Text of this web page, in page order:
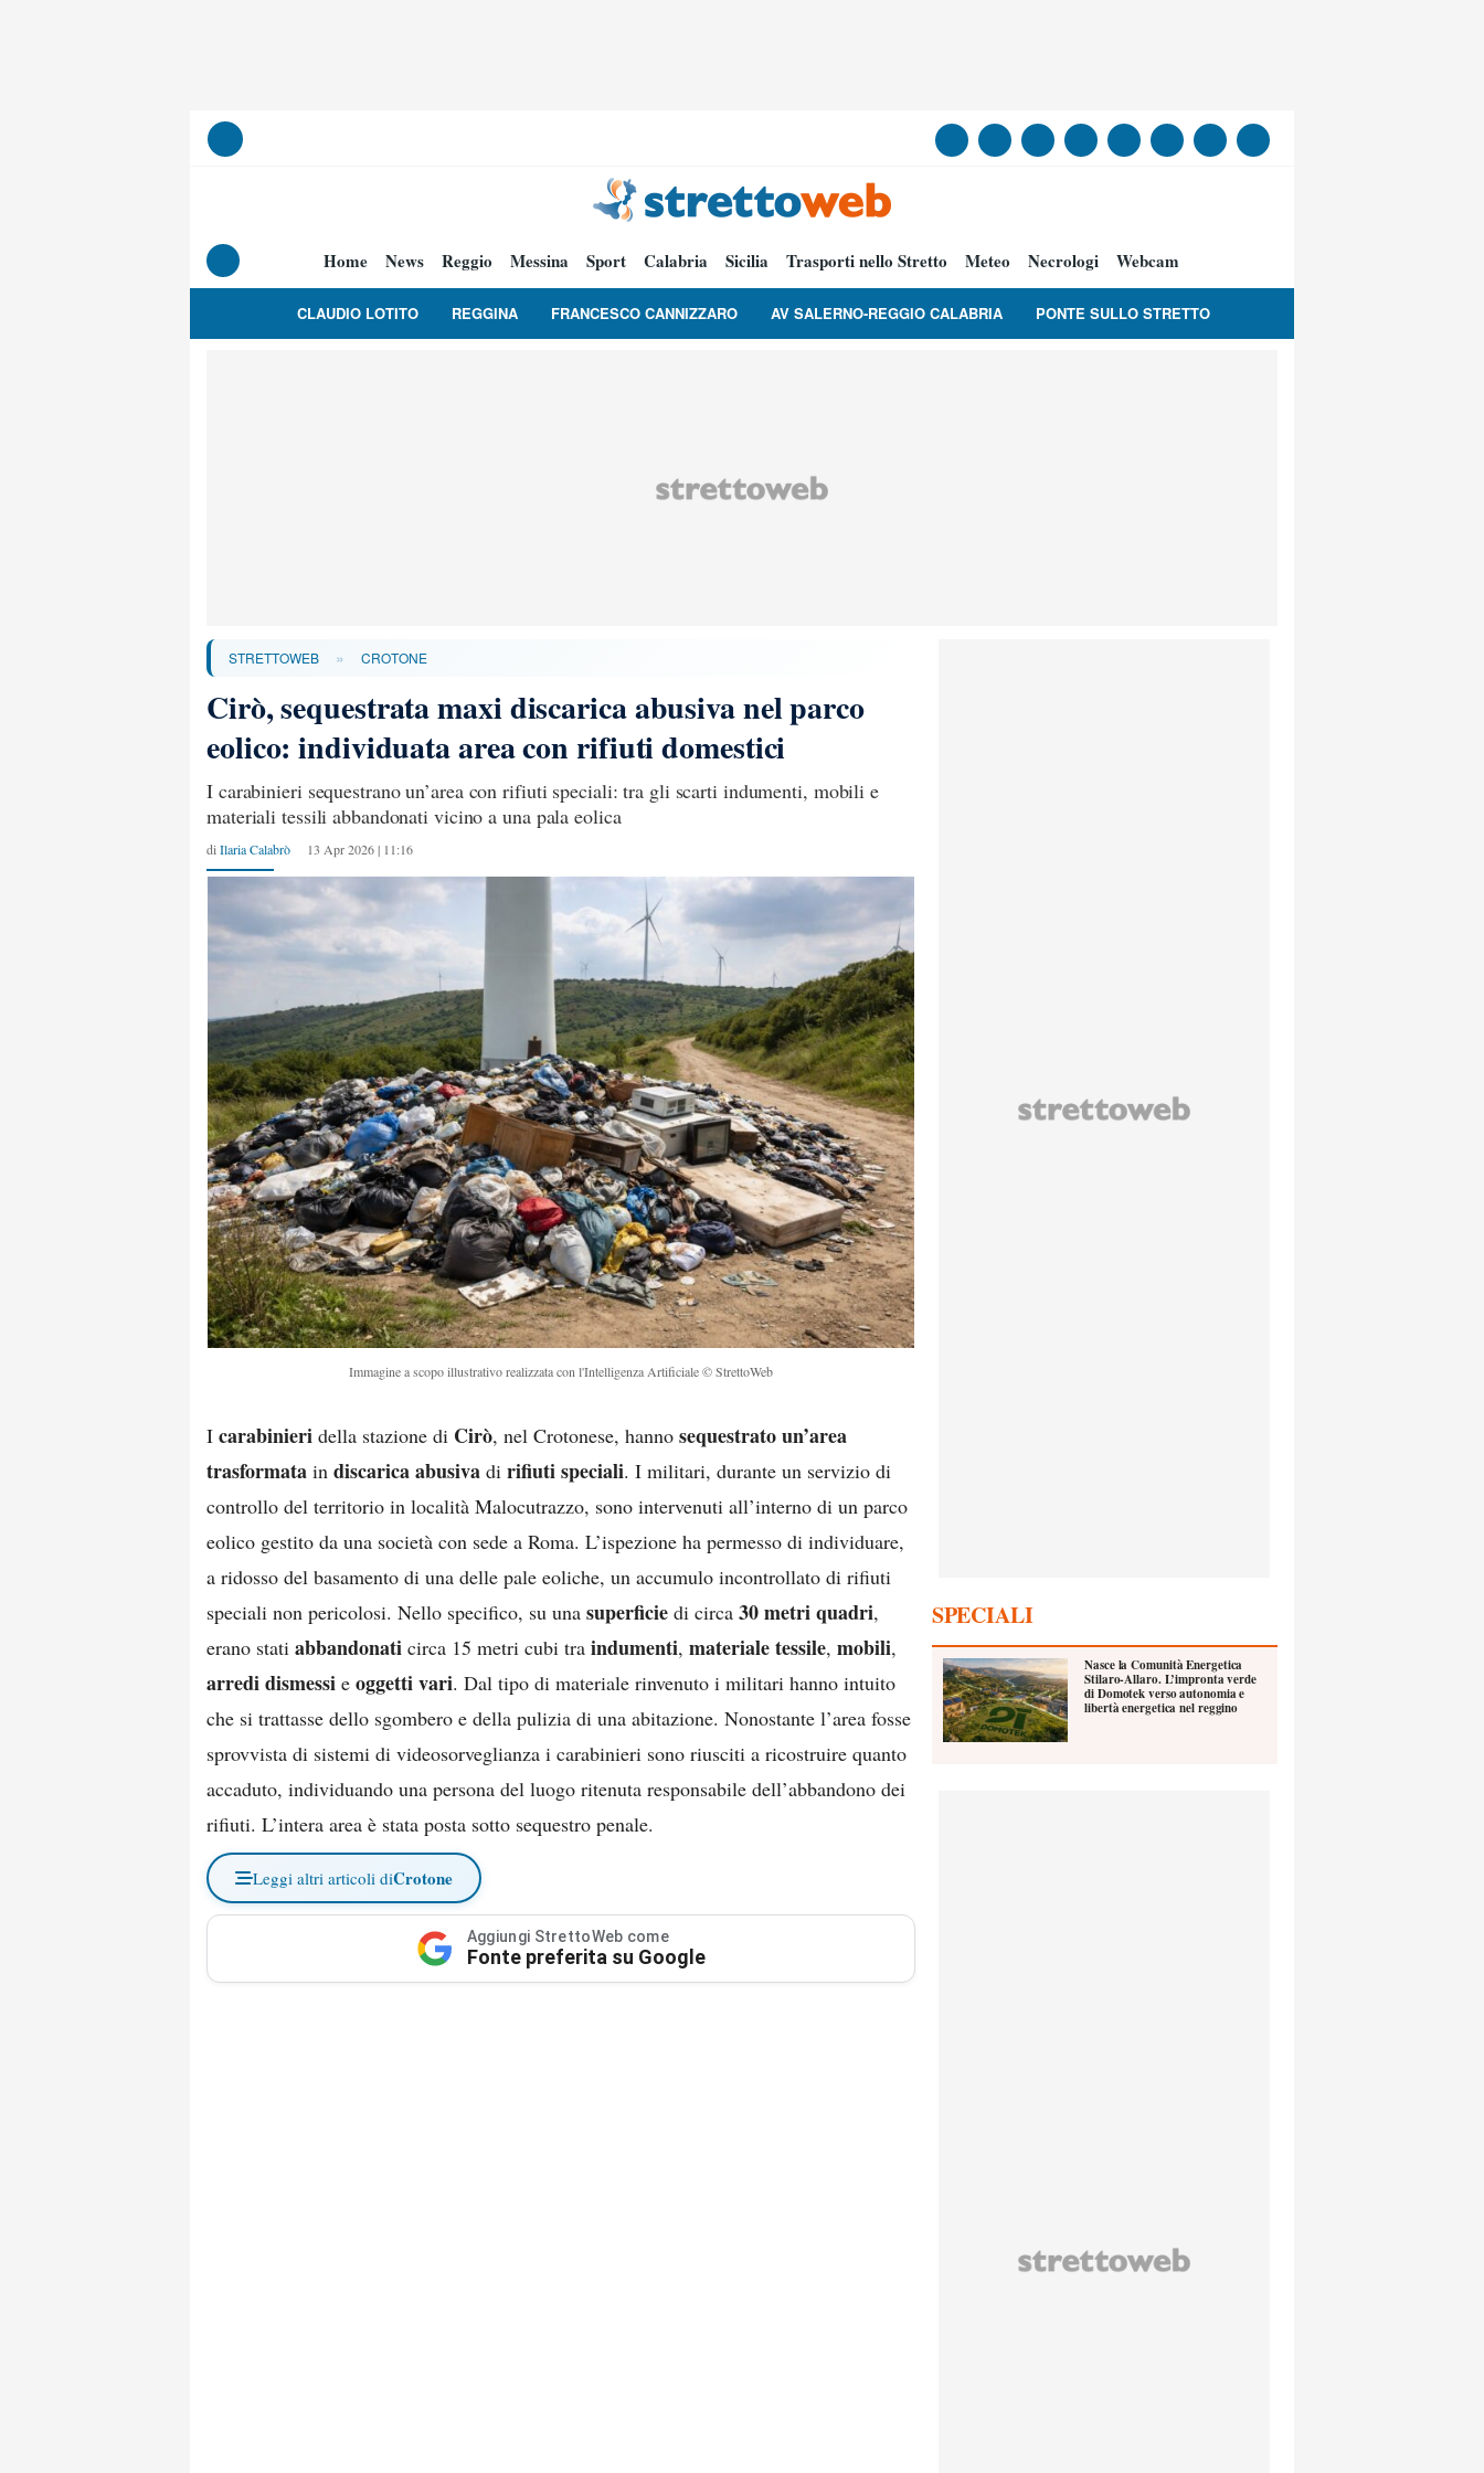
Home News Reggio Messina Sport Calabria Sicilia Trasporti nello Stretto Meteo Necrologi Webcam
CLAUDIO LOTITO REGGINA FRANCESCO CANNIZZARO AV SALERNO-REGGIO CALABRIA PONTE SULLO STRETTO
STRETTOWEB » CROTONE
Cirò, sequestrata maxi discarica abusiva nel parco
eolico: individuata area con rifiuti domestici
I carabinieri sequestrano un’area con rifiuti speciali: tra gli scarti indumenti, mobili e
materiali tessili abbandonati vicino a una pala eolica
di Ilaria Calabrò 13 Apr 2026 | 11:16
Immagine a scopo illustrativo realizzata con l'Intelligenza Artificiale © StrettoWeb
I carabinieri della stazione di Cirò, nel Crotonese, hanno sequestratoun’area
trasformata in discarica abusiva di rifiuti speciali. I militari, durante un servizio di
controllo del territorio in località Malocutrazzo, sono intervenuti all’interno di un parco
eolico gestito da una società con sede a Roma. L’ispezione ha permesso di individuare,
a ridosso del basamento di una delle pale eoliche, un accumulo incontrollato di rifiuti
speciali non pericolosi. Nello specifico, su una superficie di circa 30 metri quadri,
erano stati abbandonati circa 15 metri cubi tra indumenti, materialetessile, mobili,
arredi dismessi e oggetti vari. Dal tipo di materiale rinvenuto i militari hanno intuito
che si trattasse dello sgombero e della pulizia di una abitazione. Nonostante l’area fosse
sprovvista di sistemi di videosorveglianza i carabinieri sono riusciti a ricostruire quanto
accaduto, individuando una persona del luogo ritenuta responsabile dell’abbandono dei
rifiuti. L’intera area è stata posta sotto sequestro penale.
Leggi altri articoli diCrotone
Aggiungi StrettoWeb come
Fonte preferita su Google
SPECIALI
Nasce la Comunità Energetica
Stilaro-Allaro. L’impronta verde
di Domotek verso autonomia e
libertà energetica nel reggino